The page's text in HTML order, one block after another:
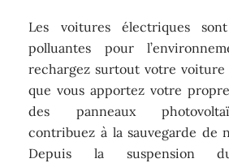
Les voitures électriques
polluantes pour
rechargez surtout votre voiture
que vous apportez votre
des panneaux
contribuez à la sauvegarde de
Depuis la suspension